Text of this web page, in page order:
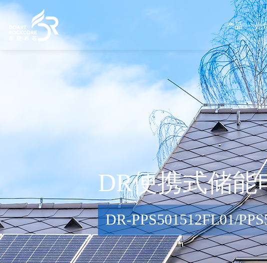
光
产品
DR便携式储能
DR-PPS501512FL01/